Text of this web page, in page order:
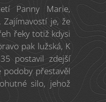
Panny Marie,
je, že
řeky totiž kdysi
pak lužská, K
postavil zdejší
podoby přestavěl
silo, jehož